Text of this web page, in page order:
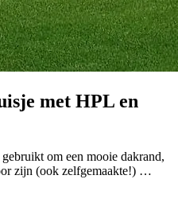
met HPL en
om een mooie dakrand,
zijn (ook zelfgemaakte!) …